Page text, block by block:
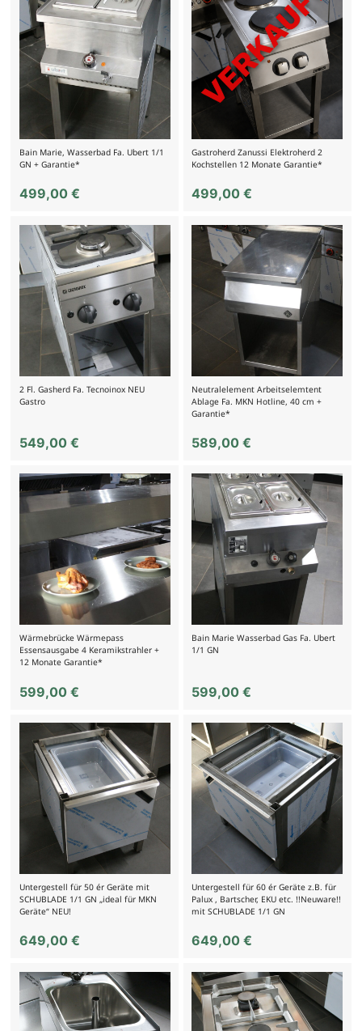
Bain Marie, Wasserbad Fa. Ubert 1/1
GN + Garantie*
499,00 €
Gastroherd Zanussi Elektroherd 2
Kochstellen 12 Monate Garantie*
499,00€
2 Fl. Gasherd Fa. Tecnoinox NEU
Gastro
549,00 €
Neutralelement Arbeitselemtent
Ablage Fa. MKN Hotline, 40 cm +
Garantie*
589,00€
Wärmebrücke Wärmepass
Essensausgabe 4 Keramikstrahler +
12 Monate Garantie*
599,00 €
Bain Marie Wasserbad Gas Fa. Ubert
1/1 GN
599,00€
Untergestell für 50 ér Geräte mit
SCHUBLADE 1/1 GN „ideal für MKN
Geräte“ NEU!
649,00 €
Untergestell für 60 ér Geräte z.B. für
Palux , Bartscher, EKU etc. !!Neuware!!
mit SCHUBLADE 1/1 GN
649,00€